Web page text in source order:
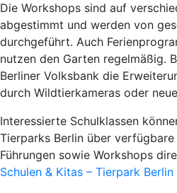
Die Workshops sind auf
abgestimmt und werden von
durchgeführt. Auch
nutzen den Garten regelmäßig.
Berliner Volksbank die
durch Wildtierkameras oder
Interessierte Schulklassen
Tierparks Berlin über
Führungen sowie Workshops
Schulen & Kitas – Tierpark Berlin